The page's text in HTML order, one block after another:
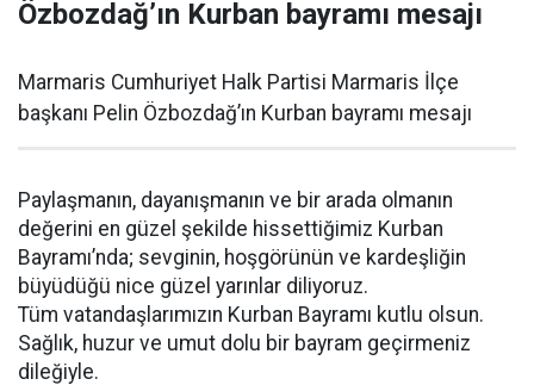
Özbozdağ’ın Kurban bayramı mesajı
Marmaris Cumhuriyet Halk Partisi Marmaris İlçe
başkanı Pelin Özbozdağ’ın Kurban bayramı mesajı
Paylaşmanın, dayanışmanın ve bir arada olmanın
değerini en güzel şekilde hissettiğimiz Kurban
Bayramı’nda; sevginin, hoşgörünün ve kardeşliğin
büyüdüğü nice güzel yarınlar diliyoruz.
Tüm vatandaşlarımızın Kurban Bayramı kutlu olsun.
Sağlık, huzur ve umut dolu bir bayram geçirmeniz
dileğiyle.